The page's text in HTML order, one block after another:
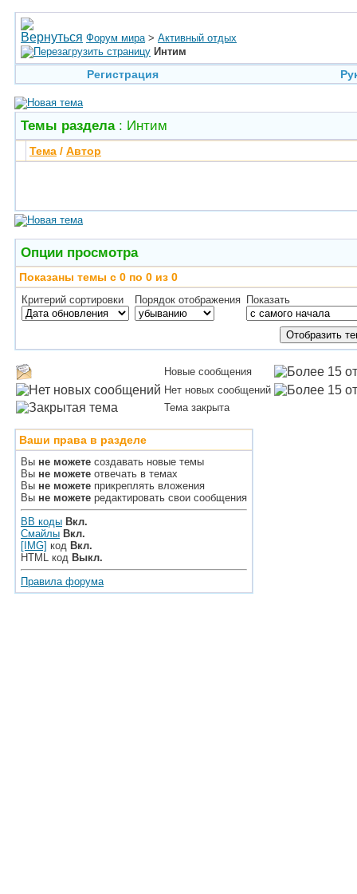
Форум мира > Активный отдых
Интим
Регистрация
Темы раздела: Интим
Тема / Автор
Опции просмотра
Показаны темы с 0 по 0 из 0
Критерий сортировки Порядок отображения Показать
Новые сообщения
Нет новых сообщений
Тема закрыта
Ваши права в разделе
Вы не можете создавать новые темы
Вы не можете отвечать в темах
Вы не можете прикреплять вложения
Вы не можете редактировать свои сообщения
BB коды Вкл.
Смайлы Вкл.
[IMG] код Вкл.
HTML код Выкл.
Правила форума